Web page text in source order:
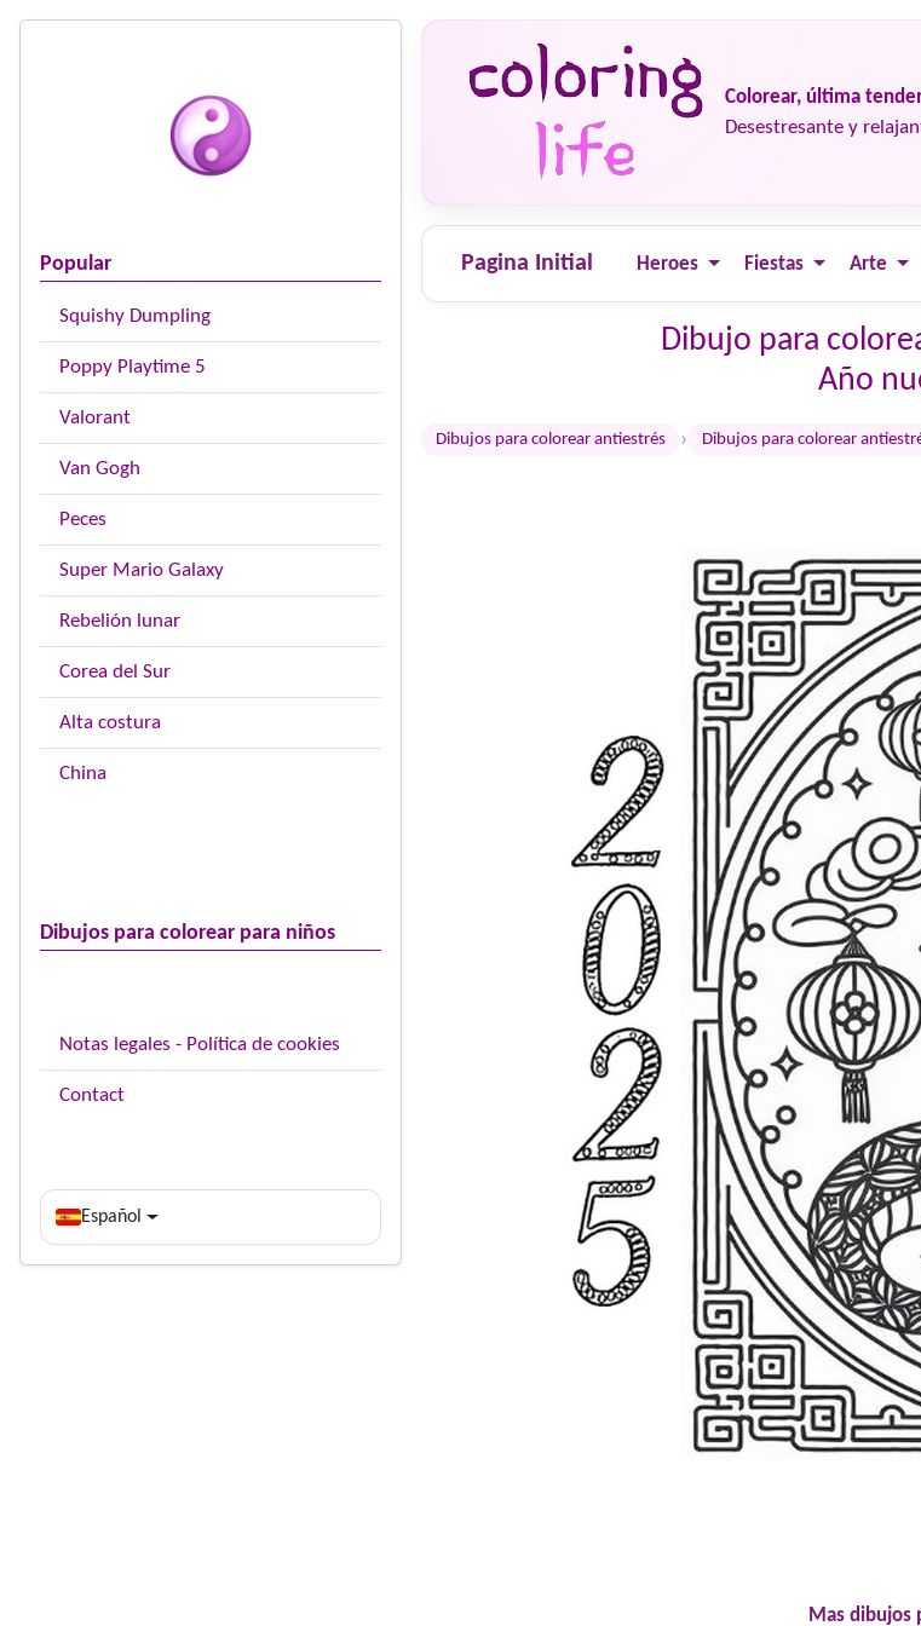
Popular
Squishy Dumpling
Poppy Playtime 5
Valorant
Van Gogh
Peces
Super Mario Galaxy
Rebelión lunar
Corea del Sur
Alta costura
China
Dibujos para colorear para niños
Notas legales - Política de cookies
Contact
Español
Colorear, última
Desestresante y
Pagina Initial Heroes Fiestas Arte
Dibujo para
Año
Dibujos para colorear antiestrés › Dibujos para colorear
Mas dibujos